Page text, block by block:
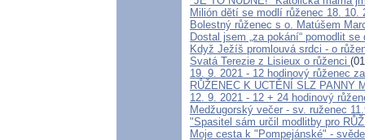
Milión dětí se modlí růženec 18. 10.
Bolestný růženec s o. Matúšem
Dostal jsem „za pokání“ pomodlit
Když Ježíš promlouvá srdci - o
Svatá Terezie z Lisieux o růženci
19. 9. 2021 - 12 hodinový růženec
RŮŽENEC K UCTĚNÍ SLZ PANNY
12. 9. 2021 - 12 + 24 hodinový
Medžugorský večer - sv. ruženec
"Spasitel sám určil modlitby pro
Moje cesta k "Pompejánské" -